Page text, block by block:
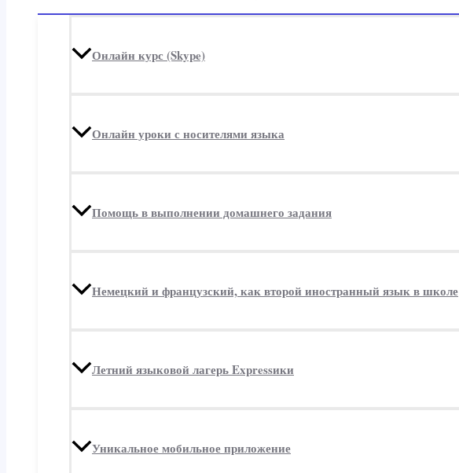
меню
Онлайн курс (Skype)
Онлайн уроки с носителями языка
Помощь в выполнении домашнего задания
Немецкий и французский, как второй иностранный язык в школе
Летний языковой лагерь Expressики
Уникальное мобильное приложение